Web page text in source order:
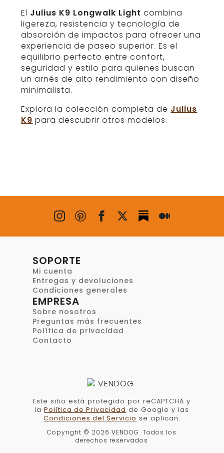
El Julius K9 Longwalk Light combina
ligereza, resistencia y tecnología de
absorción de impactos para ofrecer una
experiencia de paseo superior. Es el
equilibrio perfecto entre confort,
seguridad y estilo para quienes buscan
un arnés de alto rendimiento con diseño
minimalista.
Explora la colección completa de Julius
K9 para descubrir otros modelos.
SOPORTE
Mi cuenta
Entregas y devoluciones
Condiciones generales
EMPRESA
Sobre nosotros
Preguntas más frecuentes
Política de privacidad
Contacto
Este sitio está protegido por reCAPTCHA y
laPolítica de Privacidad de Google y las
Condiciones del Servicio se aplican.
Copyright © 2026 VENDOG. Todos los
derechos reservados